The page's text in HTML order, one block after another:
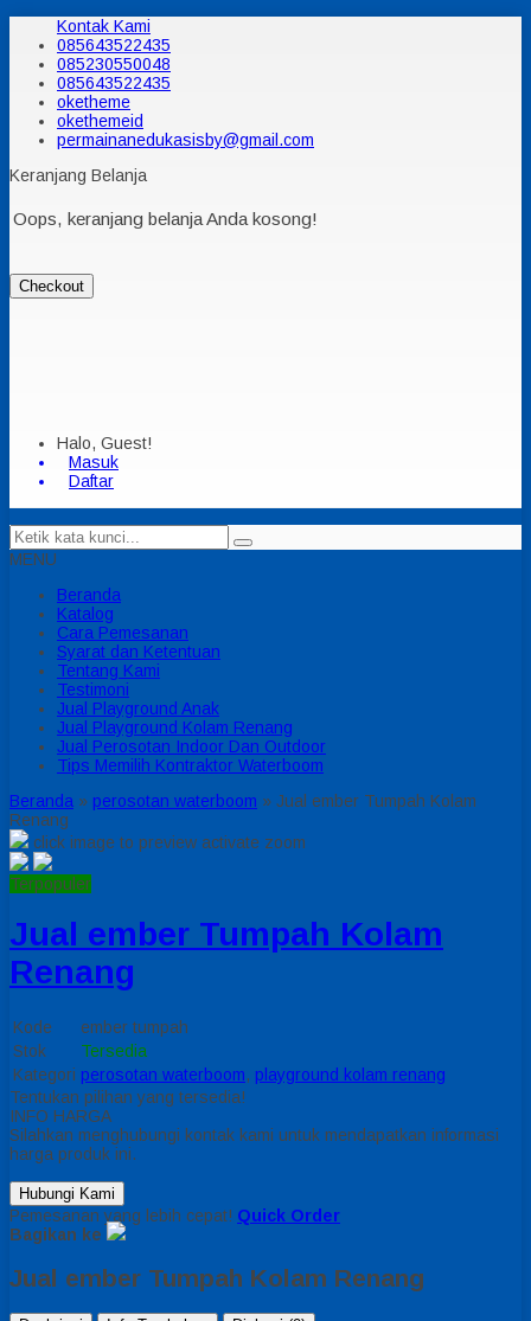
Kontak Kami
085643522435
085230550048
085643522435
oketheme
okethemeid
permainanedukasisby@gmail.com
Keranjang Belanja
Oops, keranjang belanja Anda kosong!
Checkout
Halo, Guest!
Masuk
Daftar
MENU
Beranda
Katalog
Cara Pemesanan
Syarat dan Ketentuan
Tentang Kami
Testimoni
Jual Playground Anak
Jual Playground Kolam Renang
Jual Perosotan Indoor Dan Outdoor
Tips Memilih Kontraktor Waterboom
Beranda » perosotan waterboom » Jual ember Tumpah Kolam
Renang
click image to preview activate zoom
Terpopuler
Jual ember Tumpah Kolam
Renang
Kode
ember tumpah
Stok
Tersedia
Kategori perosotan waterboom, playground kolam renang
Tentukan pilihan yang tersedia!
INFO HARGA
Silahkan menghubungi kontak kami untuk mendapatkan informasi
harga produk ini.
Hubungi Kami
Pemesanan yang lebih cepat! Quick Order
Bagikan ke
Jual ember Tumpah Kolam Renang